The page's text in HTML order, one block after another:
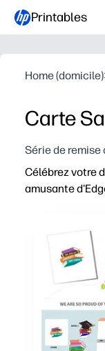
Printables
Home (domicile)
Carte
Série de remise
Célébrez votre
amusante
La surprise
Étapes